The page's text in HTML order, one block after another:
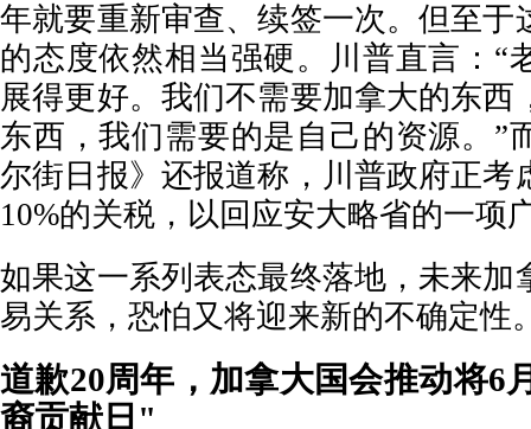
年就要重新审查、续签一次。但至于
的态度依然相当强硬。川普直言：“
展得更好。我们不需要加拿大的东西
东西，我们需要的是自己的资源。”
尔街日报》还报道称，川普政府正考
10%的关税，以回应安大略省的一项
如果这一系列表态最终落地，未来加
易关系，恐怕又将迎来新的不确定性
道歉20周年，加拿大国会推动将6
裔贡献日"